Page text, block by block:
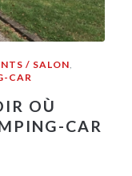
/ SALON,
CAR
OÙ
CAR